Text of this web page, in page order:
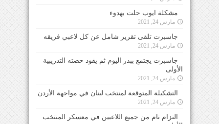
مشكلة ايوب حلت بهدوء
مارس 24, 2021
جاسبرت تلقى تقرير شامل عن كل لاعبي فريقه
مارس 24, 2021
جاسبرت يجتمع ببدر اليوم ثم يقود حصته التدريبية
الأولى
مارس 24, 2021
التشكيلة المتوقعة لمنتخب لبنان في مواجهة الأردن
مارس 24, 2021
التزام تام من جميع اللاعبين في معسكر المنتخب